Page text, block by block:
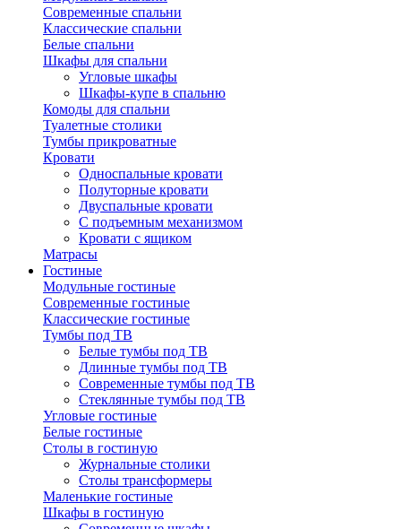
Современные спальни
Классические спальни
Белые спальни
Шкафы для спальни
Угловые шкафы
Шкафы-купе в спальню
Комоды для спальни
Туалетные столики
Тумбы прикроватные
Кровати
Односпальные кровати
Полуторные кровати
Двуспальные кровати
С подъемным механизмом
Кровати с ящиком
Матрасы
Гостиные
Модульные гостиные
Современные гостиные
Классические гостиные
Тумбы под ТВ
Белые тумбы под ТВ
Длинные тумбы под ТВ
Современные тумбы под ТВ
Стеклянные тумбы под ТВ
Угловые гостиные
Белые гостиные
Столы в гостиную
Журнальные столики
Столы трансформеры
Маленькие гостиные
Шкафы в гостиную